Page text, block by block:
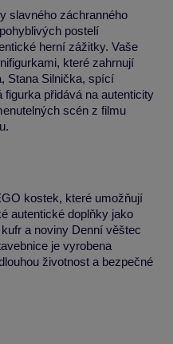
slavného záchranného
postelí
herní zážitky. Vaše
které zahrnují
Stana Silnička, spící
přidává na autenticity
scén z filmu
kostek, které umožňují
autentické doplňky jako
a noviny Denní věštec
je vyrobena
životnost a bezpečné